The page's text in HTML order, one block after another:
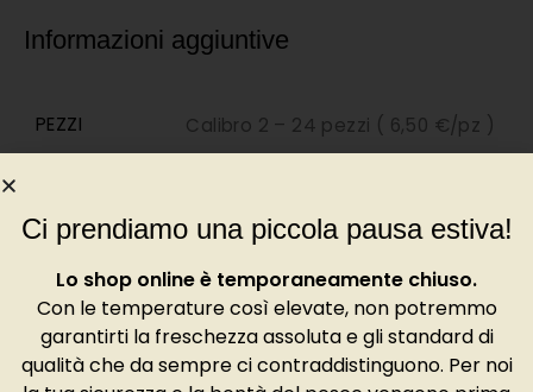
Informazioni aggiuntive
PEZZI Calibro 2 – 24 pezzi ( 6,50 €/pz )
Degustazione
La Speciale Tsarskaya ha le particolarità delle
ostriche della zona di Cancale, un gusto iodato che
persiste in bocca. Come Speciale, la precisione e la
Ci prendiamo una piccola pausa estiva!
Lo shop online è temporaneamente chiuso.
Con le temperature così elevate, non potremmo
garantirti la freschezza assoluta e gli standard di
qualità che da sempre ci contraddistinguono. Per noi